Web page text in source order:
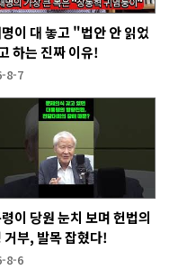
이 대 놓고 "법안 안 읽었
하는 진짜 이유!
8-7
이 당원 눈치 보며 헌법의
거부, 발목 잡혔다!
8-6